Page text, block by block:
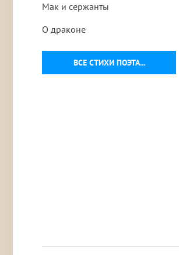
ВСЕ СТИХИ ПОЭТА...
Мак и сержанты
О драконе